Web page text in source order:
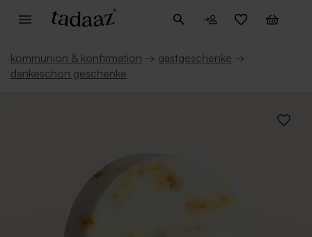
kommunion & konfirmation → gastgeschenke →
dankeschön geschenke